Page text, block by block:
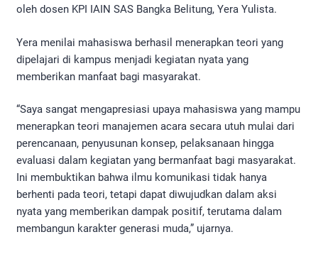
oleh dosen KPI IAIN SAS Bangka Belitung, Yera Yulista.
Yera menilai mahasiswa berhasil menerapkan teori yang
dipelajari di kampus menjadi kegiatan nyata yang
memberikan manfaat bagi masyarakat.
“Saya sangat mengapresiasi upaya mahasiswa yang mampu
menerapkan teori manajemen acara secara utuh mulai dari
perencanaan, penyusunan konsep, pelaksanaan hingga
evaluasi dalam kegiatan yang bermanfaat bagi masyarakat.
Ini membuktikan bahwa ilmu komunikasi tidak hanya
berhenti pada teori, tetapi dapat diwujudkan dalam aksi
nyata yang memberikan dampak positif, terutama dalam
membangun karakter generasi muda,” ujarnya.